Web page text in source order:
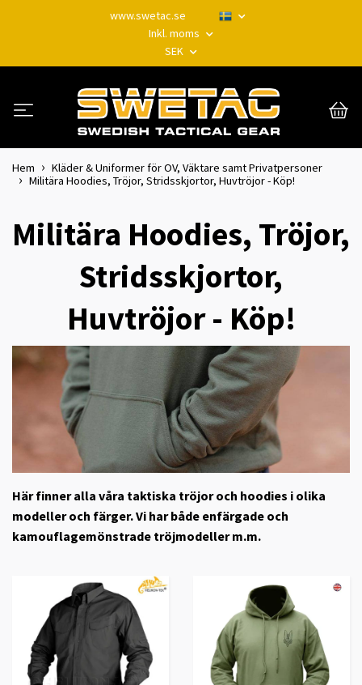
www.swetac.se
Inkl. moms
SEK
Hem
Kläder & Uniformer för OV, Väktare samt Privatpersoner
Militära Hoodies, Tröjor, Stridsskjortor, Huvtröjor - Köp!
Militära Hoodies, Tröjor,
Stridsskjortor,
Huvtröjor - Köp!
Här finner alla våra taktiska tröjor och hoodies i olika
modeller och färger. Vi har både enfärgade och
kamouflagemönstrade tröjmodeller m.m.